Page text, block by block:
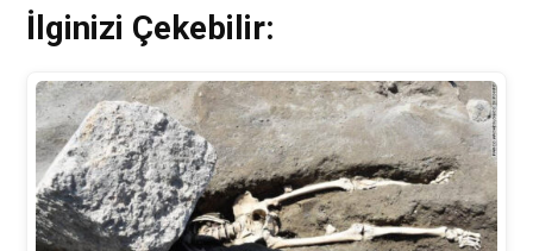
İlginizi Çekebilir: